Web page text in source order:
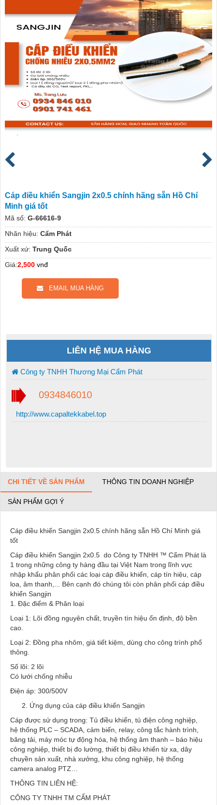
Cáp điều khiển Sangjin 2x0.5 chính hãng sẵn Hồ Chí
Minh giá tốt
Mã số: G-66616-9
Nhãn hiệu: Cẩm Phát
Xuất xứ: Trung Quốc
Giá:2,500 vnđ
EMAIL MUA HÀNG
LIÊN HỆ MUA HÀNG
Công ty TNHH Thương Mại Cẩm Phát
0934846010
http://www.capaltekkabel.top
CHI TIẾT VỀ SẢN PHẨM THÔNG TIN DOANH NGHIỆP
SẢN PHẨM GỢI Ý
Cáp điều khiển Sangjin 2x0.5 chính hãng sẵn Hồ Chí Minh giá
tốt
Cáp điều khiển Sangjin 2x0.5 do Công ty TNHH ™ Cẩm Phát là
1 trong những công ty hàng đầu tại Việt Nam trong lĩnh vực
nhập khẩu phân phối các loại cáp điều khiển, cáp tín hiệu, cáp
loa, âm thanh,... Bên cạnh đó chúng tôi còn phân phối cáp điều
khiển Sangjin
1. Đặc điểm & Phân loại
Loại 1: Lõi đồng nguyên chất, truyền tín hiệu ổn định, độ bền
cao.
Loại 2: Đồng pha nhôm, giá tiết kiệm, dùng cho công trình phổ
thông.
Số lõi: 2 lõi
Có lưới chống nhiễu
Điện áp: 300/500V
Ứng dụng của cáp điều khiển Sangjin
Cáp được sử dụng trong: Tủ điều khiển, tủ điện công nghiệp,
hệ thống PLC – SCADA, cảm biến, relay, công tắc hành trình,
băng tải, máy móc tự động hóa, hệ thống âm thanh – báo hiệu
công nghiệp, thiết bị đo lường, thiết bị điều khiển từ xa, dây
chuyền sản xuất, nhà xưởng, khu công nghiệp, hệ thống
camera analog PTZ…
THÔNG TIN LIÊN HỆ:
CÔNG TY TNHH TM CẨM PHÁT